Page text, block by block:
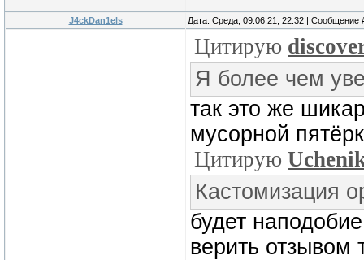
J4ckDan1els Дата: Среда, 09.06.21, 22:32 | Сообщение
Цитирую
Я более чем
так это же
мусорной
Цитирую
Кастомизация
будет
верить отзывом